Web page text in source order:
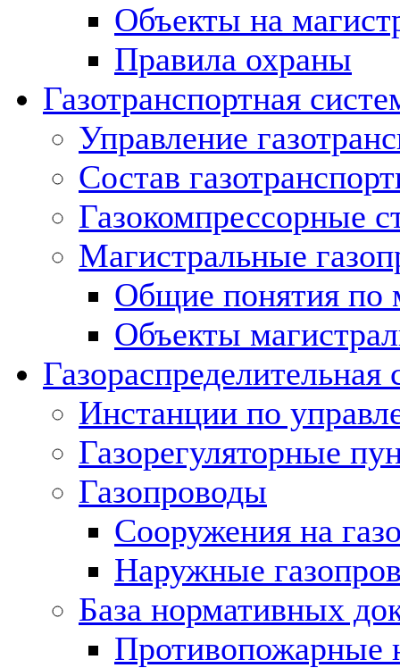
Объекты на
Правила охраны
Газотранспортная
Управление
Состав
Газокомпрессорные
Магистральные
Общие понятия по
Объекты
Газораспределительная
Инстанции по
Газорегуляторные
Газопроводы
Сооружения на
Наружные
База нормативных
Противопожарные